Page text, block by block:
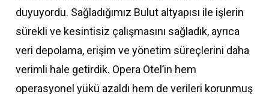
duyuyordu. Sağladığımız Bulut altyapısı ile işlerin
sürekli ve kesintisiz çalışmasını sağladık, ayrıca
veri depolama, erişim ve yönetim süreçlerini daha
verimli hale getirdik. Opera Otel’in hem
operasyonel yükü azaldı hem de verileri korunmuş